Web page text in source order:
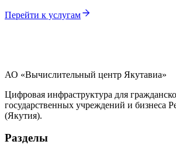
Перейти к услугам
АО «Вычислительный центр Якутавиа»
Цифровая инфраструктура для
государственных учреждений и бизнеса
(Якутия).
Разделы